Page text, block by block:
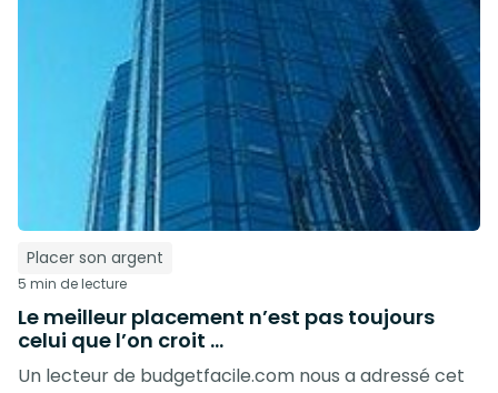
Placer son argent
5 min de lecture
Le meilleur placement n’est pas toujours
celui que l’on croit …
Un lecteur de budgetfacile.com nous a adressé cet